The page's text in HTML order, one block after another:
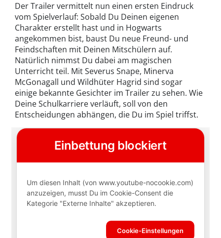
Der Trailer vermittelt nun einen ersten Eindruck
vom Spielverlauf: Sobald Du Deinen eigenen
Charakter erstellt hast und in Hogwarts
angekommen bist, baust Du neue Freund- und
Feindschaften mit Deinen Mitschülern auf.
Natürlich nimmst Du dabei am magischen
Unterricht teil. Mit Severus Snape, Minerva
McGonagall und Wildhüter Hagrid sind sogar
einige bekannte Gesichter im Trailer zu sehen. Wie
Deine Schulkarriere verläuft, soll von den
Entscheidungen abhängen, die Du im Spiel triffst.